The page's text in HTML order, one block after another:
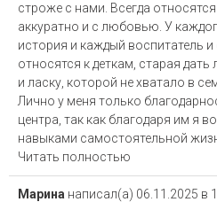
строже с нами. Всегда
аккуратно и с любовью. У
история и каждый воспитатель и
относятся к деткам, старая
и ласку, которой не хватало в
Лично у меня только
центра, так как благодаря им я
навыками самостоятельной
Читать полностью
Марина написал(а) 06.11.2025 в